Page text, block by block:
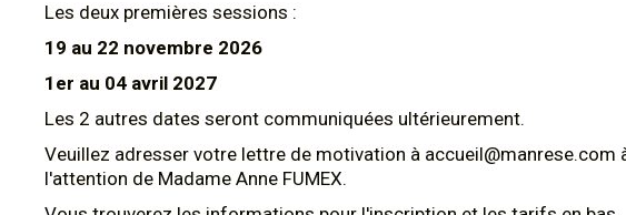
Les deux premières sessions :
19 au 22 novembre 2026
1er au 04 avril 2027
Les 2 autres dates seront communiquées ultérieurement.
Veuillez adresser votre lettre de motivation à accueil@manrese.com
l'attention de Madame Anne FUMEX.